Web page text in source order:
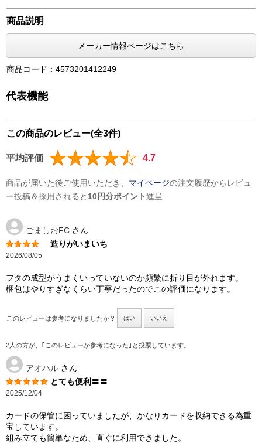
商品説明
メーカー情報ページはこちら
商品コード：4573201412249
代表機能
この商品のレビュー(全3件)
平均評価 4.7
商品が届いた後ご使用いただき、 マイページの注文履歴からレビュ
ー投稿＆採用されると 10円分ポイント進呈
ごましおFC さん
造りがいまいち
2026/08/05
フタの成型がうまくいっていないのか頻繁に折り目が外れます。
梱包はやりすぎなくらい丁寧だったのでこの評価になります。
このレビューは参考になりましたか？ はい いいえ
2人の方が、｢このレビューが参考になった｣と投票しています。
アオハル さん
とても便利〓〓
2025/12/04
カードの保管に困っていましたが、かなりカードを収納できる為重
宝しています。
組み立ても簡単なため、直ぐに利用できました。